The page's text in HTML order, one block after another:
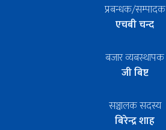
प्रबन्धक/सम्पादक
एचबी चन्द
बजार व्यबस्थापक
जी बिष्ट
सञ्चालक सदस्य
बिरेन्द्र शाह